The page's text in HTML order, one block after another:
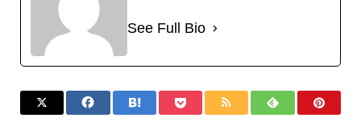
See Full Bio